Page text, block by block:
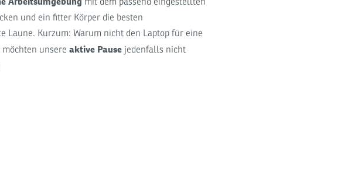
und ein fitter Körper die besten
Laune. Kurzum: Warum nicht den Laptop für eine
unsere aktive Pausejedenfalls nicht